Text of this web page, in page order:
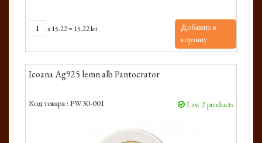
x15.22= 15.22 lei
Добавить в
корзину
Icoana Ag925 lemn alb Pantocrator
Код товара : PW30-001 Last 2 products